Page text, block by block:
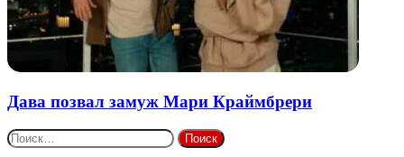
Дава позвал замуж Мари Краймбрери
Найти: